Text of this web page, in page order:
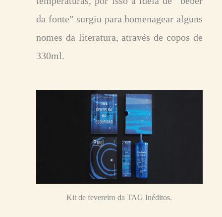
da fonte” surgiu para homenagear alguns
nomes da literatura, através de copos de
330ml.
Kit de fevereiro da TAG Inéditos.